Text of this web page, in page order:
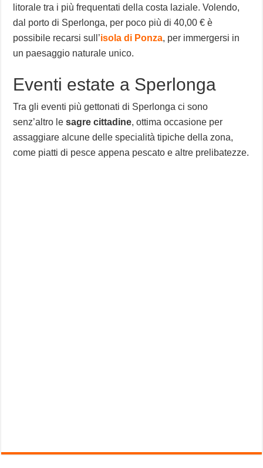
litorale tra i più frequentati della costa laziale. Volendo,
dal porto di Sperlonga, per poco più di 40,00 € è
possibile recarsi sull’isola di Ponza, per immergersi in
un paesaggio naturale unico.
Eventi estate a Sperlonga
Tra gli eventi più gettonati di Sperlonga ci sono
senz’altro lesagre cittadine, ottima occasione per
assaggiare alcune delle specialità tipiche della zona,
come piatti di pesce appena pescato e altre prelibatezze.